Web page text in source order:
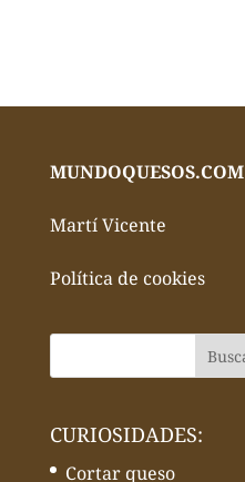
MUNDOQUESOS.COM
Martí Vicente
Política de cookies
CURIOSIDADES:
Cortar queso